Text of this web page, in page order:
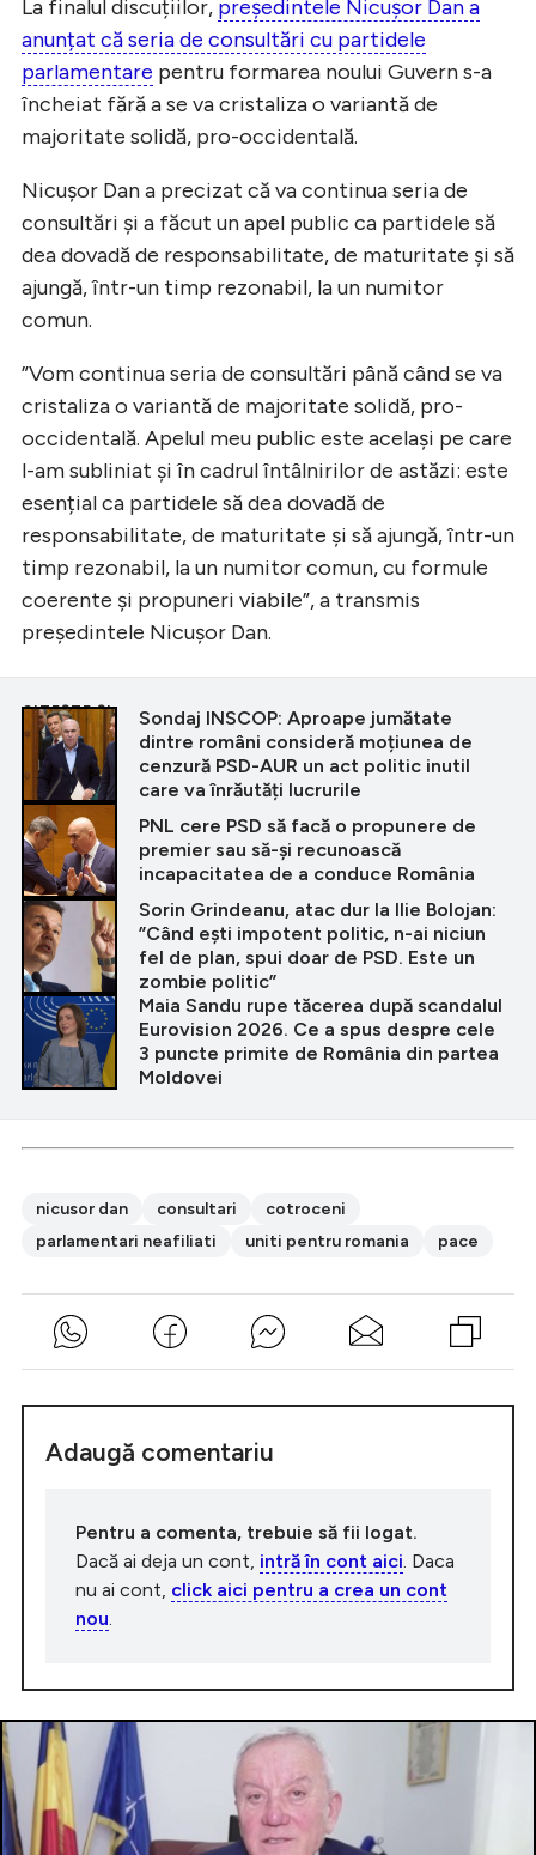
La finalul discuțiilor, președintele Nicușor Dan a
anunțat că seria de consultări cu partidele
parlamentare pentru formarea noului Guvern s-a
încheiat fără a se va cristaliza o variantă de
majoritate solidă, pro-occidentală.
Nicușor Dan a precizat că va continua seria de
consultări și a făcut un apel public ca partidele să
dea dovadă de responsabilitate, de maturitate și să
ajungă, într-un timp rezonabil, la un numitor
comun.
”Vom continua seria de consultări până când se va
cristaliza o variantă de majoritate solidă, pro-
occidentală. Apelul meu public este același pe care
l-am subliniat și în cadrul întâlnirilor de astăzi: este
esențial ca partidele să dea dovadă de
responsabilitate, de maturitate și să ajungă, într-un
timp rezonabil, la un numitor comun, cu formule
coerente și propuneri viabile”, a transmis
președintele Nicușor Dan.
CITEȘTE ȘI
Sondaj INSCOP: Aproape jumătate
dintre români consideră moțiunea de
cenzură PSD-AUR un act politic inutil
care va înrăutăți lucrurile
PNL cere PSD să facă o propunere de
premier sau să-și recunoască
incapacitatea de a conduce România
Sorin Grindeanu, atac dur la Ilie Bolojan:
”Când eşti impotent politic, n-ai niciun
fel de plan, spui doar de PSD. Este un
zombie politic”
Maia Sandu rupe tăcerea după scandalul
Eurovision 2026. Ce a spus despre cele
3 puncte primite de România din partea
Moldovei
nicusor dan consultari
cotroceni
parlamentari neafiliati
uniti pentru romania pace
Adaugă comentariu
Pentru a comenta, trebuie să fii logat.
Dacă ai deja un cont, intră în cont aici . Daca
nu ai cont, click aici pentru a crea un cont
nou